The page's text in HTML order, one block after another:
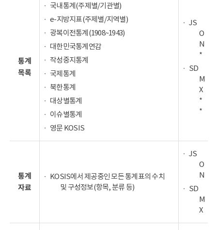
통계
목록
국내통계(주제별/기관별)
e-지방지표(주제별/지역별)
광복이전통계(1908~1943)
대한민국통계연감
작성중지통계
국제통계
북한통계
대상별통계
이슈별통계
영문 KOSIS
JS
O
N
*
SD
M
X
*
*
통계
자료
KOSIS에서 제공중인 모든 통계표의 수치
및 구성정보(항목, 분류 등)
JS
O
N
SD
M
X